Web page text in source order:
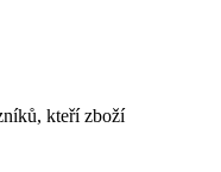
kteří zboží